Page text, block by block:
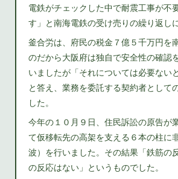
電鉄がチェックした中で耐震工事が不
す」と南海電鉄の受け売りの繰り返し
釜合労は、府民の税金７億５千万円を
のだから大阪府は独自で安全性の確認
いましたが「それについては必要ない
と答え、業務を委託する契約者として
した。
今年の１０月９日、住民訴訟の原告が
て仮移転先の高架を支える６本の柱に
波）を行いました。その結果「鉄筋の
の反応はない」というものでした。